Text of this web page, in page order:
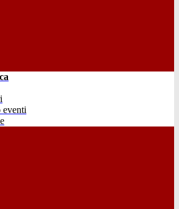
eventi